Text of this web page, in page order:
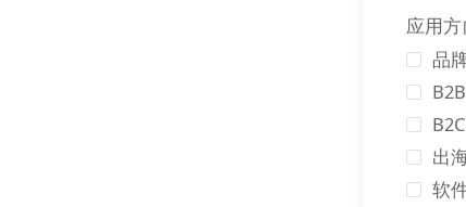
支持编辑
质、工作
应用方
品
出
软